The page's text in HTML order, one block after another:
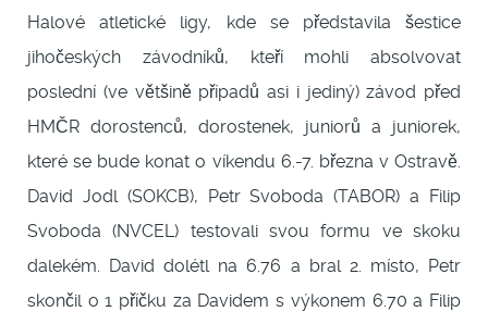
Halové atletické ligy, kde se představila šestice
jihočeských závodníků, kteří mohli absolvovat
poslední (ve většině případů asi i jediný) závod před
HMČR dorostenců, dorostenek, juniorů a juniorek,
které se bude konat o víkendu 6.-7. března v Ostravě.
David Jodl (SOKCB), Petr Svoboda (TABOR) a Filip
Svoboda (NVCEL) testovali svou formu ve skoku
dalekém. David dolétl na 6.76 a bral 2. místo, Petr
skončil o 1 příčku za Davidem s výkonem 6.70 a Filip